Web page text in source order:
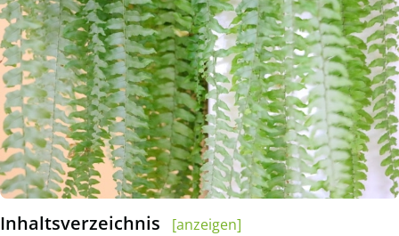
Inhaltsverzeichnis
[anzeigen]